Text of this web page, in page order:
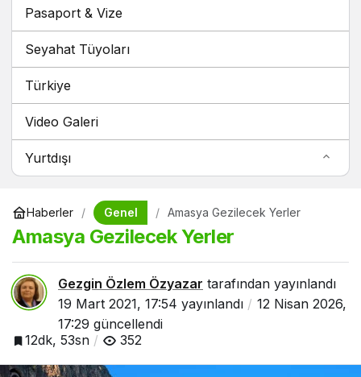
Pasaport & Vize
Seyahat Tüyoları
Türkiye
Video Galeri
Yurtdışı
Haberler Genel Amasya Gezilecek Yerler
Amasya Gezilecek Yerler
Gezgin Özlem Özyazar tarafından yayınlandı
19 Mart 2021, 17:54 yayınlandı
12 Nisan 2026,
17:29 güncellendi
12dk, 53sn
352